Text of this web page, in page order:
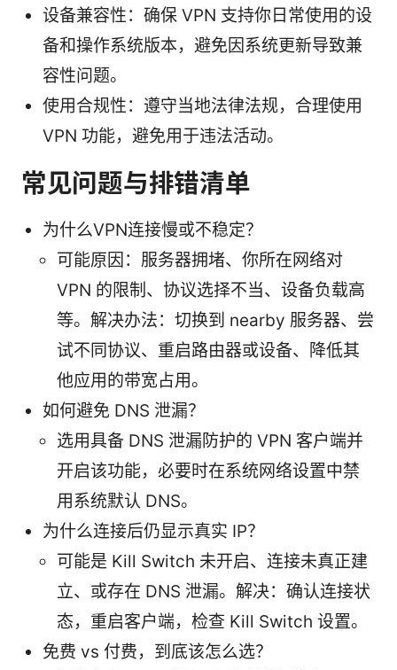
设备兼容性：确保 VPN 支持你日常使用的设
备和操作系统版本，避免因系统更新导致兼
容性问题。
使用合规性：遵守当地法律法规，合理使用
VPN 功能，避免用于违法活动。
常见问题与排错清单
为什么VPN连接慢或不稳定？
可能原因：服务器拥堵、你所在网络对
VPN 的限制、协议选择不当、设备负载高
等。解决办法：切换到 nearby 服务器、尝
试不同协议、重启路由器或设备、降低其
他应用的带宽占用。
如何避免 DNS 泄漏？
选用具备 DNS 泄漏防护的 VPN 客户端并
开启该功能，必要时在系统网络设置中禁
用系统默认 DNS。
为什么连接后仍显示真实 IP？
可能是 Kill Switch 未开启、连接未真正建
立、或存在 DNS 泄漏。解决：确认连接状
态，重启客户端，检查 Kill Switch 设置。
免费 vs 付费，到底该怎么选？